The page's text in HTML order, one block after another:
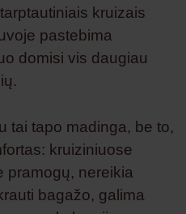
kruizais
pastebima
domisi vis daugiau
tai tapo madinga, be to,
kruiziniuose
pramogų, nereikia
bagažo, galima